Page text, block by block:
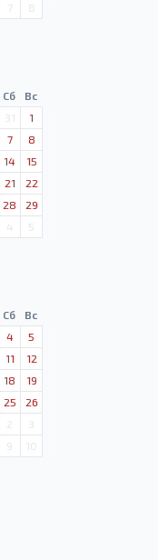
7 8
Сб
Вс
31
1
7
8
14
15
21
22
28
29
4 5
Сб
Вс
4
5
11
12
18
19
25
26
2
3
9 10